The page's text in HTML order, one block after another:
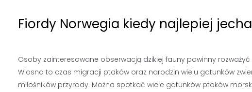
Fiordy Norwegia kiedy najlepiej
Osoby zainteresowane obserwacją dzikiej fauny powinny
Wiosna to czas migracji ptaków oraz narodzin wielu gatunków
miłośników przyrody. Można spotkać wiele gatunków ptaków